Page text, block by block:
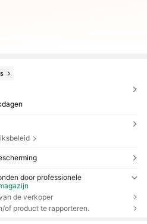
door professionele
de verkoper
of product te rapporteren.